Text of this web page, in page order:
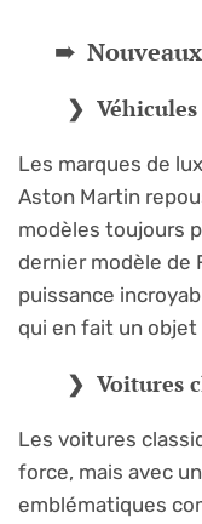
Les marques de
Aston Martin
modèles toujours
dernier modèle de
puissance
qui en fait un objet
Voitures
Les voitures
force, mais avec
emblématiques